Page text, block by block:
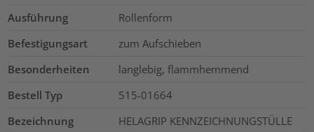
Ausführung
Rollenform
Befestigungsart
zum Aufschieben
Besonderheiten
langlebig, flammhemmend
Bestell Typ
515-01664
Bezeichnung
HELAGRIP KENNZEICHNUNGSTÜLLE